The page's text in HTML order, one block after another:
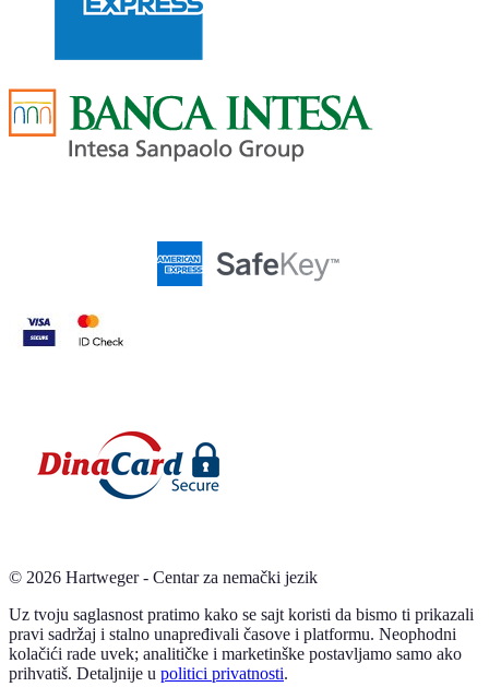
© 2026 Hartweger - Centar za nemački jezik
Uz tvoju saglasnost pratimo kako se sajt koristi da bismo ti prikazali
pravi sadržaj i stalno unapređivali časove i platformu. Neophodni
kolačići rade uvek; analitičke i marketinške postavljamo samo ako
prihvatiš. Detaljnije u politici privatnosti.